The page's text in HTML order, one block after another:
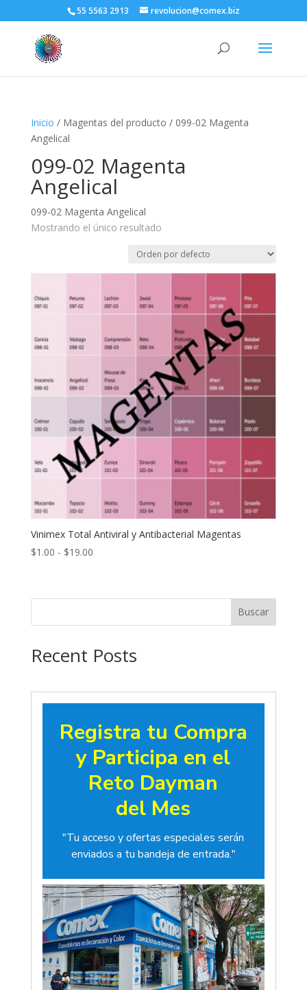
55 5563 2913 revolucion@comex.biz
Inicio / Magentas del producto / 099-02 Magenta
Angelical
099-02 Magenta
Angelical
099-02 Magenta Angelical
Mostrando el único resultado
Vinimex Total Antiviral y Antibacterial Magentas
$1.00 - $19.00Rango
desde
Buscar
Recent Posts
Registra tu Compra
y Participa en el
Reto Dayman
del Mes
"Tu acceso y ofertas especiales serán
enviados a tu bandeja de entrada."